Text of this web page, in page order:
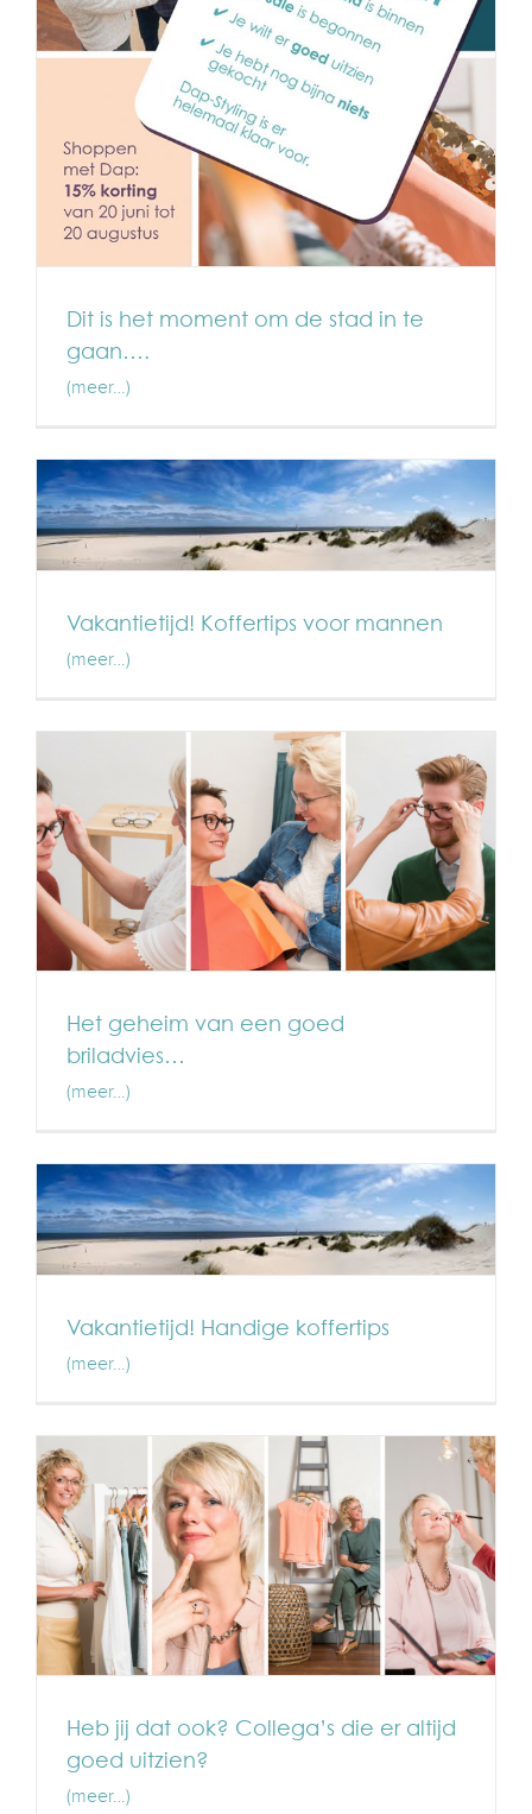
Dit is het moment om de stad in te
gaan….
(meer…)
Vakantietijd! Koffertips voor mannen
(meer…)
Het geheim van een goed
briladvies…
(meer…)
Vakantietijd! Handige koffertips
(meer…)
Heb jij dat ook? Collega’s die er altijd
goed uitzien?
(meer…)